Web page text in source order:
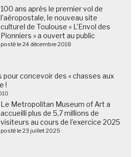
100 ans après le premier vol de
l’aéropostale, le nouveau site
culturel de Toulouse « L’Envol des
Pionniers » a ouvert au public
posté le 24 décembre 2018
pour concevoir des « chasses aux
!
Le Metropolitan Museum of Art a
accueilli plus de 5,7 millions de
visiteurs au cours de l’exercice 2025
posté le 23 juillet 2025